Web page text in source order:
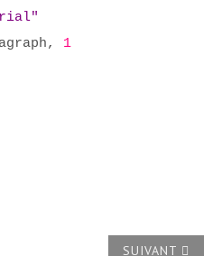
1
SUPPRIMER TOUS LES
ARTICLE
SUIVANT